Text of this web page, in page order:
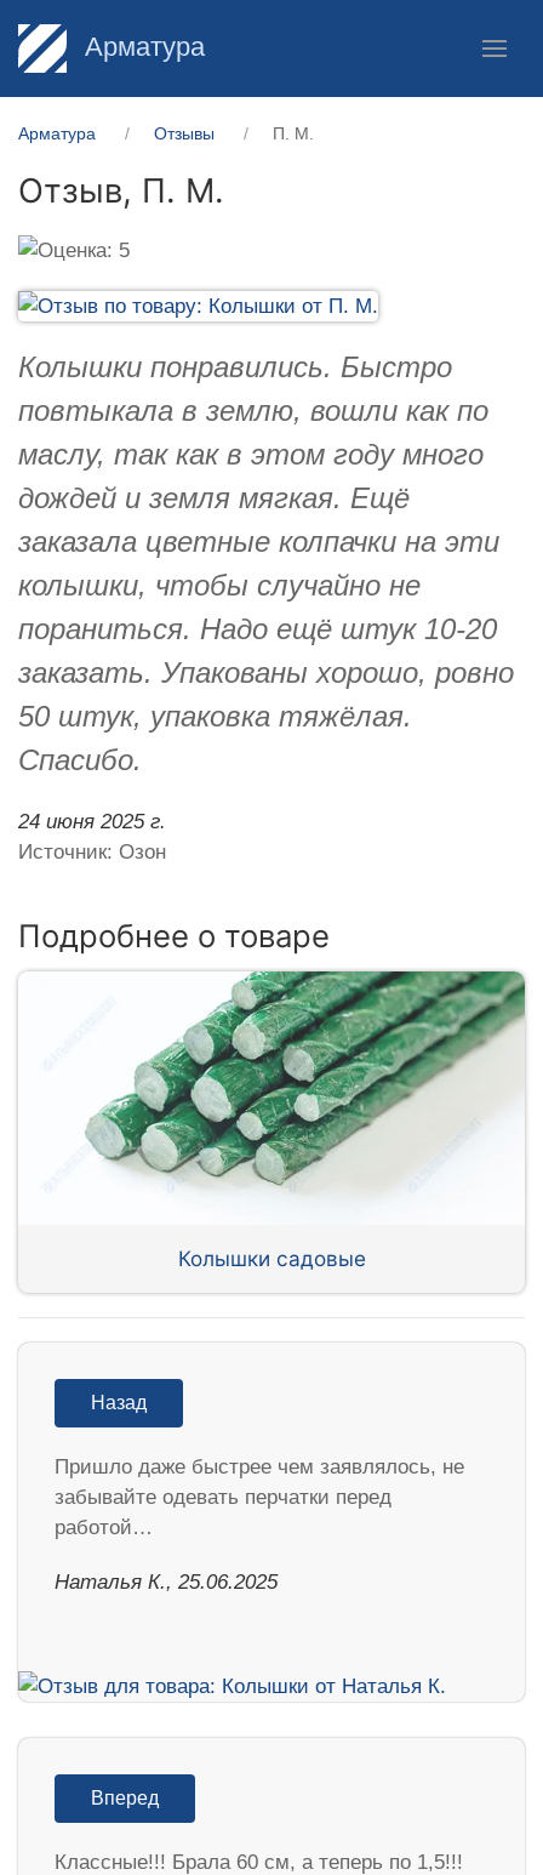
Арматура
Арматура Отзывы П. М.
Отзыв, П. М.
Колышки понравились. Быстро
повтыкала в землю, вошли как по
маслу, так как в этом году много
дождей и земля мягкая. Ещё
заказала цветные колпачки на эти
колышки, чтобы случайно не
пораниться. Надо ещё штук 10-20
заказать. Упакованы хорошо, ровно
50 штук, упаковка тяжёлая.
Спасибо.
24 июня 2025 г.
Источник: Озон
Подробнее о товаре
Колышки садовые
Назад
Пришло даже быстрее чем заявлялось, не
забывайте одевать перчатки перед
работой…
Наталья К., 25.06.2025
Вперед
Классные!!! Брала 60 см, а теперь по 1,5!!!